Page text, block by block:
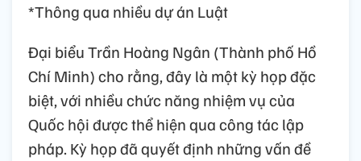
*Thông qua nhiều dự án Luật
Đại biểu Trần Hoàng Ngân (Thành phố Hồ
Chí Minh) cho rằng, đây là một kỳ họp đặc
biệt, với nhiều chức năng nhiệm vụ của
Quốc hội được thể hiện qua công tác lập
pháp. Kỳ họp đã quyết định những vấn đề